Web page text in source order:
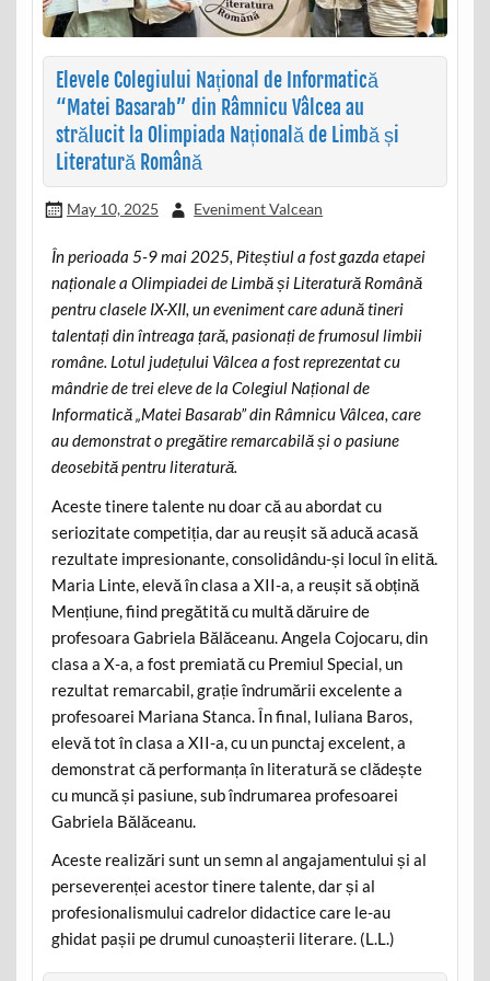
Elevele Colegiului Național de Informatică
“Matei Basarab” din Râmnicu Vâlcea au
strălucit la Olimpiada Națională de Limbă și
Literatură Română
May 10, 2025 Eveniment Valcean
În perioada 5-9 mai 2025, Piteștiul a fost gazda etapei
naționale a Olimpiadei de Limbă și Literatură Română
pentru clasele IX-XII, un eveniment care adună tineri
talentați din întreaga țară, pasionați de frumosul limbii
române. Lotul județului Vâlcea a fost reprezentat cu
mândrie de trei eleve de la Colegiul Național de
Informatică „Matei Basarab” din Râmnicu Vâlcea, care
au demonstrat o pregătire remarcabilă și o pasiune
deosebită pentru literatură.
Aceste tinere talente nu doar că au abordat cu
seriozitate competiția, dar au reușit să aducă acasă
rezultate impresionante, consolidându-și locul în elită.
Maria Linte, elevă în clasa a XII-a, a reușit să obțină
Mențiune, fiind pregătită cu multă dăruire de
profesoara Gabriela Bălăceanu. Angela Cojocaru, din
clasa a X-a, a fost premiată cu Premiul Special, un
rezultat remarcabil, grație îndrumării excelente a
profesoarei Mariana Stanca. În final, Iuliana Baros,
elevă tot în clasa a XII-a, cu un punctaj excelent, a
demonstrat că performanța în literatură se clădește
cu muncă și pasiune, sub îndrumarea profesoarei
Gabriela Bălăceanu.
Aceste realizări sunt un semn al angajamentului și al
perseverenței acestor tinere talente, dar și al
profesionalismului cadrelor didactice care le-au
ghidat pașii pe drumul cunoașterii literare. (L.L.)